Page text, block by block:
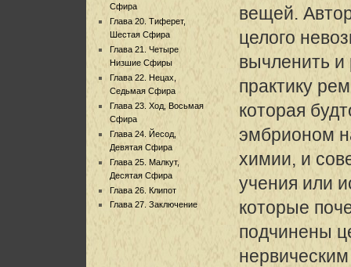
Сфира
Глава 20. Тиферет,
Шестая Сфира
Глава 21. Четыре
Низшие Сфиры
Глава 22. Нецах,
Седьмая Сфира
Глава 23. Ход, Восьмая
Сфира
Глава 24. Йесод,
Девятая Сфира
Глава 25. Малкут,
Десятая Сфира
Глава 26. Клипот
Глава 27. Заключение
вещей.
целого
вычленить
практику
которая
эмбрионом
химии, и
учения или
которые
подчинены